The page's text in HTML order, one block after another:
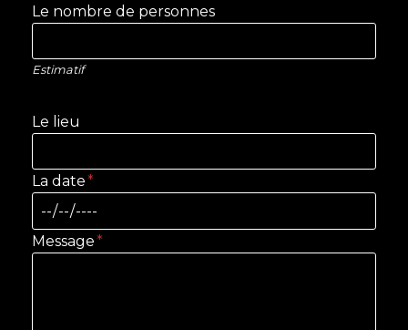
Le nombre de personnes
Estimatif
Le lieu
La date*
Message*